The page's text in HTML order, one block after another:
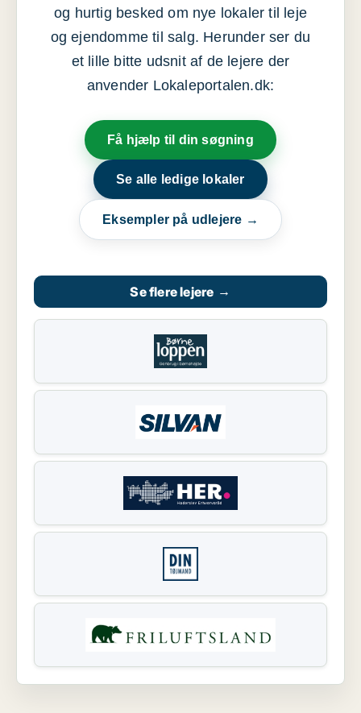
og hurtig besked om nye lokaler til leje
og ejendomme til salg. Herunder ser du
et lille bitte udsnit af de lejere der
anvender Lokaleportalen.dk:
Få hjælp til din søgning
Se alle ledige lokaler
Eksempler på udlejere →
Se flere lejere →